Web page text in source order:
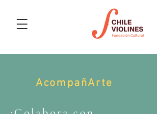
AcompañArte